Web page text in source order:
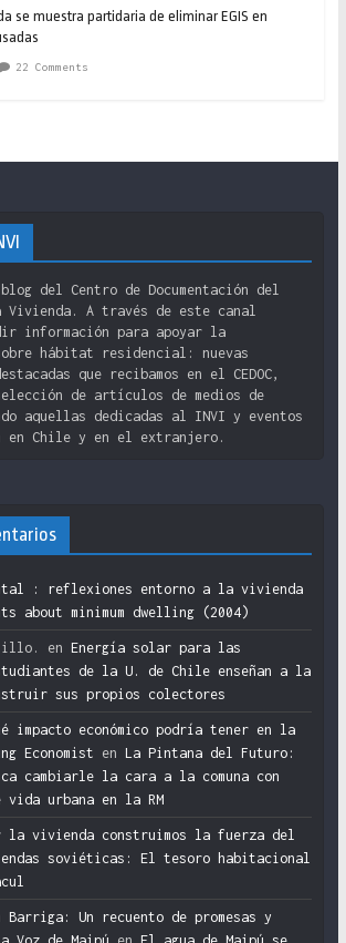
se muestra partidaria de eliminar EGIS en
22 Comments
del Centro de Documentación del
A través de este canal
información para apoyar la
hábitat residencial: nuevas
que recibamos en el CEDOC,
de artículos de medios de
aquellas dedicadas al INVI y eventos
en Chile y en el extranjero.
: reflexiones entorno a la vivienda
about minimum dwelling (2004)
en Energía solar para las
de la U. de Chile enseñan a la
sus propios colectores
impacto económico podría tener en la
Economist en La Pintana del Futuro:
cambiarle la cara a la comuna con
urbana en la RM
la vivienda construimos la fuerza del
soviéticas: El tesoro habitacional
Barriga: Un recuento de promesas y